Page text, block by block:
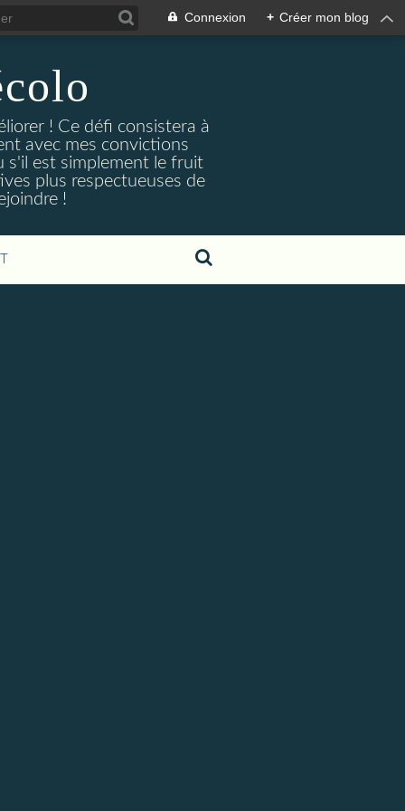
Connexion + Créer mon blog
! Ce défi consistera à
avec mes convictions
s'il est simplement le fruit
plus respectueuses de
!